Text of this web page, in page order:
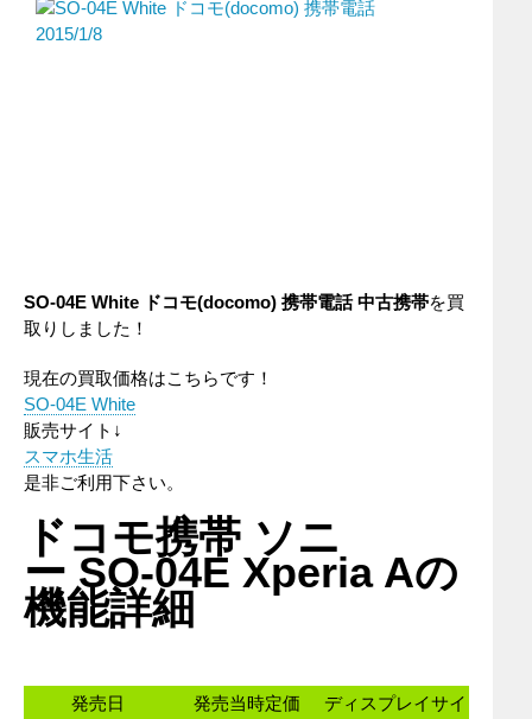
SO-04E White ドコモ(docomo) 携帯電話 中古携帯を買
取りしました！
現在の買取価格はこちらです！
SO-04E White
販売サイト↓
スマホ生活
是非ご利用下さい。
ドコモ携帯 ソニ
ー SO-04E Xperia Aの
機能詳細
発売日 発売当時定価
ディスプレイサイ